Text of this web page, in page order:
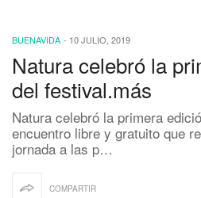
BUENAVIDA - 10 JULIO, 2019
Natura celebró la
del festival.más
Natura celebró la primera
encuentro libre y gratuito que
jornada a las p…
COMPARTIR